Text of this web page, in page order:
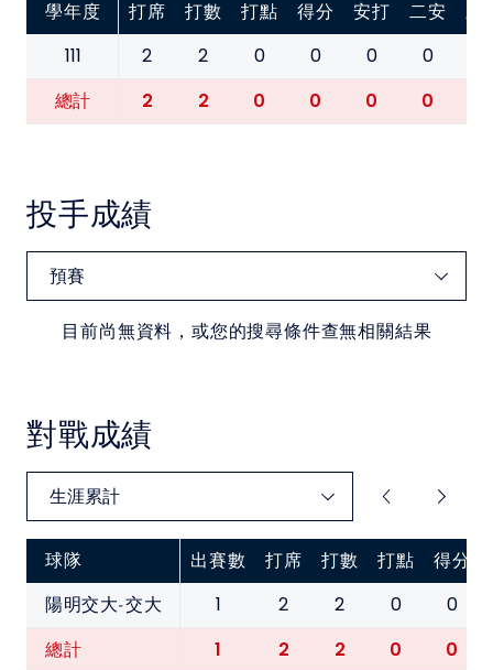
學年度 打席 打數 打點 得分 安打 二安 三
111 2 2 0 0 0 0
總計 2 2 0 0 0 0
投手成績
目前尚無資料，或您的搜尋條件查無相關結果
對戰成績
球隊 出賽數 打席 打數 打點 得分
陽明交大-交大
1 2 2 0 0
總計 1 2 2 0 0